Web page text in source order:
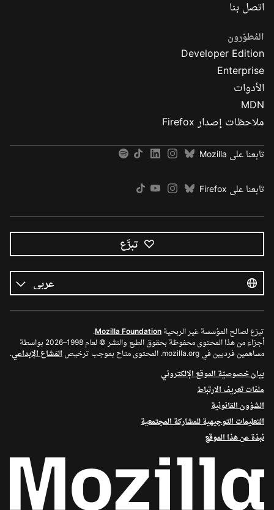
اتصل بنا
المُطوّرون
Developer Edition
Enterprise
الأدوات
MDN
ملاحظات إصدار Firefox
تابعنا على Mozilla
تابعنا على Firefox
تبرَّع
اللغات
اللغة
تبرّع لصالح المؤسسة غير الربحية Mozilla Foundation
.
أجزاء من هذا المحتوى محفوظة بحقوق الطبع والنشر © لعام 1998–2026 بواسطة
مساهمين فرديين في mozilla.org. المحتوى متاح بموجب ترخيص
المَشاع الإبداعي.
بيان خصوصيّة الموقع الإلكتروني
ملفات تعريف الارتباط
الشؤون القانونية
التعليمات التوجيهية للمشاركة المجتمعية
نبذة عن هذا الموقع